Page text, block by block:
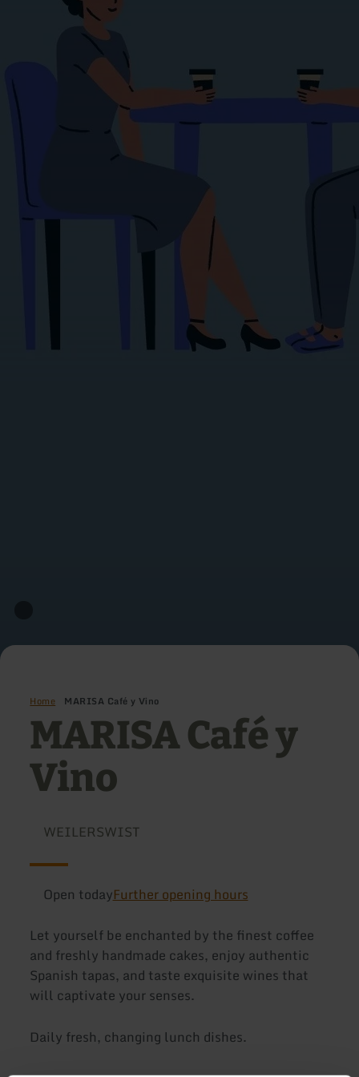
Home MARISA Café y Vino
MARISA Café y
Vino
WEILERSWIST
Open todayFurther opening hours
Let yourself be enchanted by the finest coffee
and freshly handmade cakes, enjoy authentic
Spanish tapas, and taste exquisite wines that
will captivate your senses.
Daily fresh, changing lunch dishes.